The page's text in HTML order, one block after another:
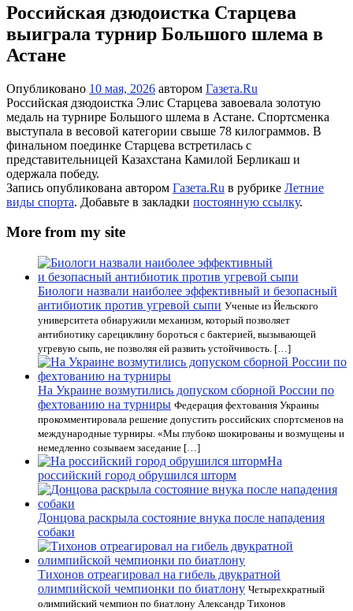
Российская дзюдоистка Старцева
выиграла турнир Большого шлема в
Астане
Опубликовано 10 мая, 2026 автором Газета.Ru
Российская дзюдоистка Элис Старцева завоевала золотую
медаль на турнире Большого шлема в Астане. Спортсменка
выступала в весовой категории свыше 78 килограммов. В
финальном поединке Старцева встретилась с
представительницей Казахстана Камилой Берликаш и
одержала победу.
Запись опубликована автором Газета.Ru в рубрике Летние
виды спорта. Добавьте в закладки постоянную ссылку.
More from my site
Биологи назвали наиболее эффективный и безопасный
антибиотик против угревой сыпи Ученые из Йельского
университета обнаружили механизм, который позволяет
антибиотику сарециклину бороться с бактерией, вызывающей
угревую сыпь, не позволяя ей развить устойчивость. […]
На Украине возмутились допуском сборной России по
фехтованию на турниры Федерация фехтования Украины
прокомментировала решение допустить российских спортсменов на
международные турниры. «Мы глубоко шокированы и возмущены и
немедленно созываем заседание […]
На
российский город обрушился шторм
Донцова раскрыла состояние внука после нападения
собаки
Тихонов отреагировал на гибель двукратной
олимпийской чемпионки по биатлону Четырехкратный
олимпийский чемпион по биатлону Александр Тихонов